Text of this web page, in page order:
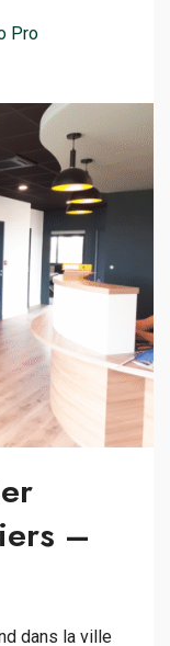
Pro
–
dans la ville